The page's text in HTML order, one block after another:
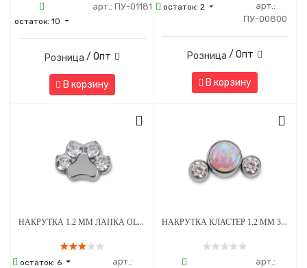
остаток: 10
арт.: ПУ-01181
Розница / Опт
В корзину
остаток: 2
арт.:
ПУ-00800
Розница / Опт
В корзину
НАКРУТКА 1.2 ММ ЛАПКА OLIVE CRYSTAL ТИТАН
остаток:6
арт.:
НАКРУТКА КЛАСТЕР 1.2 ММ 3К SWAROVSKI CLEAR ОПАЛ OP-08 ТИТАН
арт.: